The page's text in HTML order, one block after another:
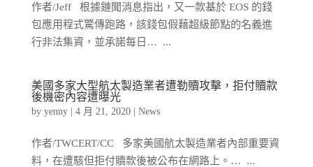
作者/Jeff 根據鏈聞消息指出，又一款基於 EOS 的錢
包應用程式驚傳跑路，該錢包假藉超級節點的名義進
行非法集資，並承諾每日… ...
美國多家大型航太製造業者遭勒贖攻擊，拒付贖款
後機密內容遭曝光
by yenny| 4 月 21, 2020| News
作者/TWCERT/CC 多家美國航太製造業者內部重要資
料，在遭駭但拒付贖款後被公布在網路上。… ...